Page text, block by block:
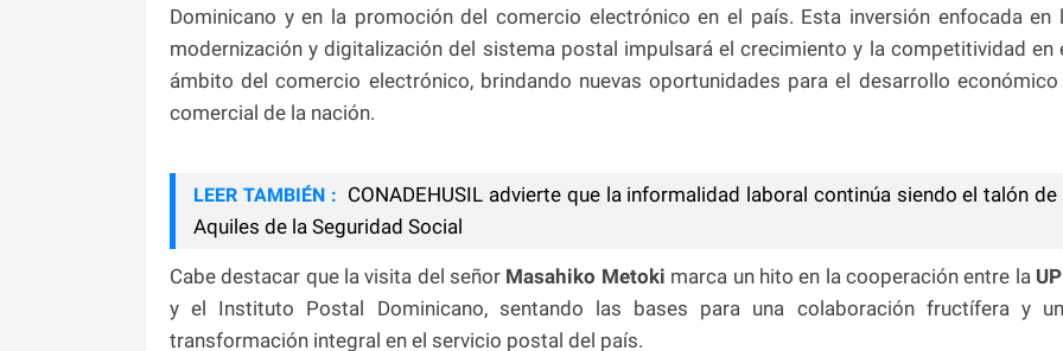
Dominicano y en la promoción del comercio electrónico en el país. Esta inversión enfocada en
modernización y digitalización del sistema postal impulsará el crecimiento y la competitividad en
ámbito del comercio electrónico, brindando nuevas oportunidades para el desarrollo económico
comercial de la nación.
LEER TAMBIÉN : CONADEHUSIL advierte que la informalidad laboral continúa siendo el talón de
Aquiles de la Seguridad Social
Cabe destacar que la visita del señor Masahiko Metoki marca un hito en la cooperación entre la
y el Instituto Postal Dominicano, sentando las bases para una colaboración fructífera y
transformación integral en el servicio postal del país.